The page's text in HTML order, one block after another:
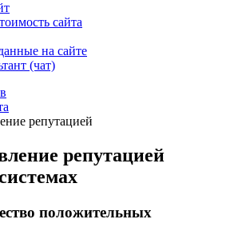
сайта
на сайте
(чат)
репутацией
репутацией
положительных